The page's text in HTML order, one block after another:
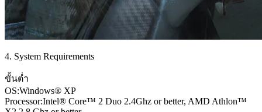
4. System Requirements
ขั้นต่ำ
OS:Windows® XP
Processor:Intel® Core™ 2 Duo 2.4Ghz or better, AMD Athlon™